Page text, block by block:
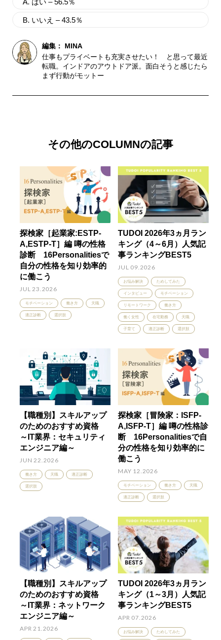
B. いいえ – 43.5％
編集： MINA
仕事もプライベートも充実させたい！ と思って最近
転職。インドアのアウトドア派。面白そうと感じたら
まず行動がモットー
その他のCOLUMNの記事
探検家［起業家:ESTP-
A,ESTP-T］編 噂の性格
診断 16Personalitiesで
自分の性格を知り効率的
に働こう
JUL 23.2026
モチベーション 働き方 天職
適正診断 選択肢
TUDOI 2026年3ヵ月ラン
キング（4～6月）人気記
事ランキングBEST5
JUL 09.2026
お悩み解決 ためしてみた
インタビュー モチベーション
リモートワーク 働き方
働く女性 在宅勤務 天職
子育て 適正診断 選択肢
【職種別】スキルアップ
のためのおすすめ資格
～IT業界：セキュリティ
エンジニア編～
JUN 22.2026
働き方 天職 適正診断
選択肢
探検家［冒険家：ISFP-
A,ISFP-T］編 噂の性格診
断 16Personalitiesで自
分の性格を知り効率的に
働こう
MAY 12.2026
モチベーション 働き方 天職
適正診断 選択肢
【職種別】スキルアップ
のためのおすすめ資格
～IT業界：ネットワーク
エンジニア編～
APR 21.2026
TUDOI 2026年3ヵ月ラン
キング（1～3月）人気記
事ランキングBEST5
APR 07.2026
お悩み解決 ためしてみた